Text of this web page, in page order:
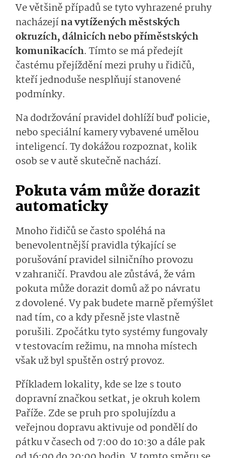
Ve většině případů se tyto vyhrazené pruhy
nacházejína vytížených městských
okruzích, dálnicích nebo příměstských
komunikacích. Tímto se má předejít
častému přejíždění mezi pruhy u řidičů,
kteří jednoduše nesplňují stanovené
podmínky.
Na dodržování pravidel dohlíží buď policie,
nebo speciální kamery vybavené umělou
inteligencí. Ty dokážou rozpoznat, kolik
osob se v autě skutečně nachází.
Pokuta vám může dorazit
automaticky
Mnoho řidičů se často spoléhá na
benevolentnější pravidla týkající se
porušování pravidel silničního provozu
v zahraničí. Pravdou ale zůstává, že vám
pokuta může dorazit domů až po návratu
z dovolené. Vy pak budete marně přemýšlet
nad tím, co a kdy přesně jste vlastně
porušili. Zpočátku tyto systémy fungovaly
v testovacím režimu, na mnoha místech
však už byl spuštěn ostrý provoz.
Příkladem lokality, kde se lze s touto
dopravní značkou setkat, je okruh kolem
Paříže. Zde se pruh pro spolujízdu a
veřejnou dopravu aktivuje od pondělí do
pátku v časech od 7:00 do 10:30 a dále pak